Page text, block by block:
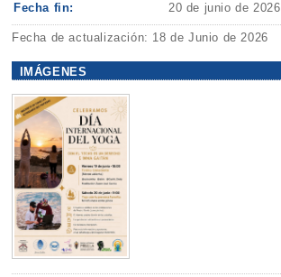
Fecha fin: 20 de junio de 2026
Fecha de actualización: 18 de Junio de 2026
IMÁGENES